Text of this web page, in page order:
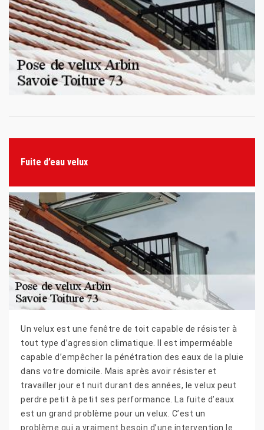
Fuite d’eau velux
Un velux est une fenêtre de toit capable de résister à
tout type d’agression climatique. Il est imperméable
capable d’empêcher la pénétration des eaux de la pluie
dans votre domicile. Mais après avoir résister et
travailler jour et nuit durant des années, le velux peut
perdre petit à petit ses performance. La fuite d’eaux
est un grand problème pour un velux. C’est un
problème qui a vraiment besoin d’une intervention le